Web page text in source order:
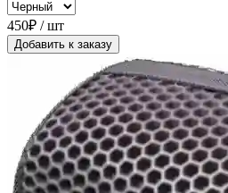
450₽ / шт
Добавить к заказу